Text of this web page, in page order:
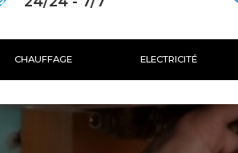
CHAUFFAGE ELECTRICITÉ